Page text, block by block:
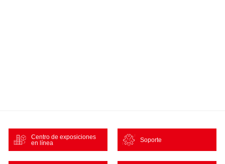
Centro de exposiciones
en línea
Soporte